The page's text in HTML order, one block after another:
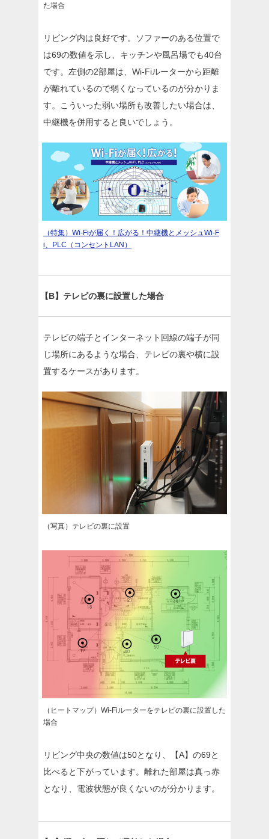
た場合
リビング内は良好です。ソファーのある位置で
は69の数値を示し、キッチンや風呂場でも40台
です。左側の2部屋は、Wi-Fiルーターから距離
が離れているので弱くなっているのが分かりま
す。こういった弱い場所も改善したい場合は、
中継機を併用すると良いでしょう。
（特集）Wi-Fiが届く！広がる！中継機とメッシュWi-F
i、PLC（コンセントLAN）
【B】テレビの裏に設置した場合
テレビの端子とインターネット回線の端子が同
じ場所にあるような場合、テレビの裏や横に設
置するケースがあります。
（写真）テレビの裏に設置
（ヒートマップ）Wi-Fiルーターをテレビの裏に設置した
場合
リビング中央の数値は50となり、【A】の69と
比べると下がっています。離れた部屋は真っ赤
となり、電波状態が良くないのが分かります。